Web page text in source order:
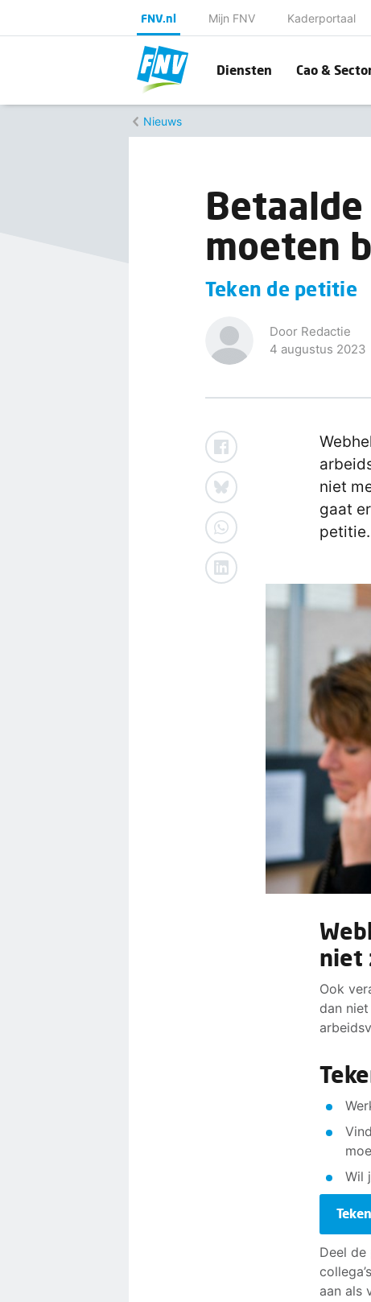
FNV.nl Mijn FNV Kaderportaal
Diensten Cao &
Nieuws
moeten
Teken de petitie
Door Redactie
4 augustus 2023
niet
gaat
petitie.
niet
Ook
dan
Wil
Deel
aan als